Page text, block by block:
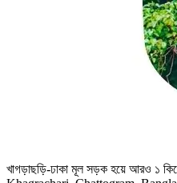
খাগড়াছড়ি-ঢাকা মূল সড়ক হয়ে আরও ১